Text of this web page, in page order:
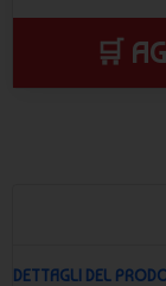
🛒
DETTAGLI DEL